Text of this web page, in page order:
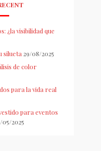
¿la visibilidad que
silueta 29/08/2025
de color
para la vida real
para eventos
05/2025